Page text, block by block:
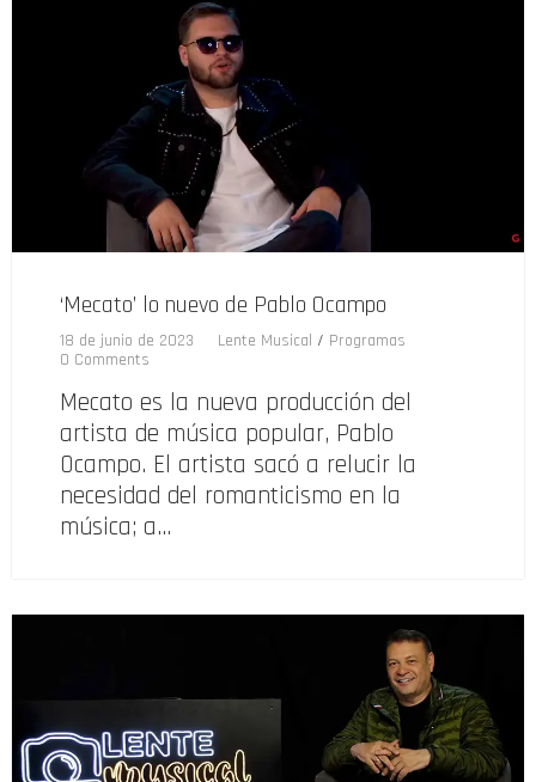
‘Mecato’ lo nuevo de Pablo Ocampo
18 de junio de 2023 Lente Musical / Programas
0 Comments
Mecato es la nueva producción del
artista de música popular, Pablo
Ocampo. El artista sacó a relucir la
necesidad del romanticismo en la
música; a…